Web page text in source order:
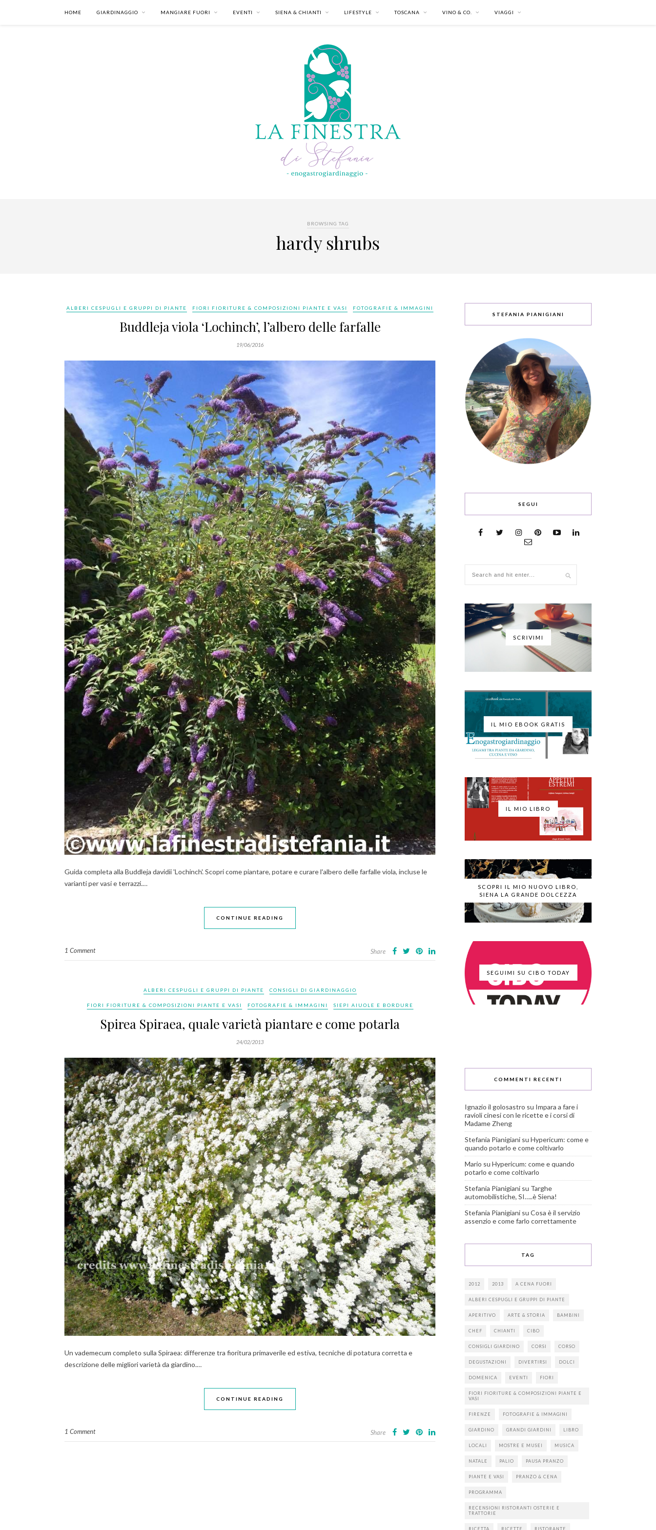
HOME GIARDINAGGIO MANGIARE FUORI EVENTI SIENA & CHIANTI LIFESTYLE TOSCANA VINO & CO. VIAGGI
BROWSING TAG
hardy shrubs
ALBERI CESPUGLI E GRUPPI DI PIANTE FIORI FIORITURE & COMPOSIZIONI PIANTE E VASI FOTOGRAFIE & IMMAGINI
Buddleja viola ‘Lochinch’, l’albero delle farfalle
19/06/2016
Guida completa alla Buddleja davidii 'Lochinch'. Scopri come piantare, potare e curare l'albero delle farfalle viola, incluse le
varianti per vasi e terrazzi.…
CONTINUE READING
1 Comment Share
ALBERI CESPUGLI E GRUPPI DI PIANTE CONSIGLI DI GIARDINAGGIO
FIORI FIORITURE & COMPOSIZIONI PIANTE E VASI FOTOGRAFIE & IMMAGINI SIEPI AIUOLE E BORDURE
Spirea Spiraea, quale varietà piantare e come potarla
24/02/2013
Un vademecum completo sulla Spiraea: differenze tra fioritura primaverile ed estiva, tecniche di potatura corretta e
descrizione delle migliori varietà da giardino.…
CONTINUE READING
1 Comment Share
STEFANIA PIANIGIANI
SEGUI
SCRIVIMI
IL MIO EBOOK GRATIS
IL MIO LIBRO
SCOPRI IL MIO NUOVO LIBRO,
SIENA LA GRANDE DOLCEZZA
SEGUIMI SU CIBO TODAY
COMMENTI RECENTI
Ignazio il golosastro su Impara a fare i
ravioli cinesi con le ricette e i corsi di
Madame Zheng
Stefania Pianigiani su Hypericum: come e
quando potarlo e come coltivarlo
Mario su Hypericum: come e quando
potarlo e come coltivarlo
Stefania Pianigiani su Targhe
automobilistiche, SI…..è Siena!
Stefania Pianigiani su Cosa è il servizio
assenzio e come farlo correttamente
TAG
2012 2013 A CENA FUORI
ALBERI CESPUGLI E GRUPPI DI PIANTE
APERITIVO ARTE & STORIA BAMBINI
CHEF CHIANTI CIBO
CONSIGLI GIARDINO CORSI CORSO
DEGUSTAZIONI DIVERTIRSI DOLCI
DOMENICA EVENTI FIORI
FIORI FIORITURE & COMPOSIZIONI PIANTE E
VASI
FIRENZE FOTOGRAFIE & IMMAGINI
GIARDINO GRANDI GIARDINI LIBRO
LOCALI MOSTRE E MUSEI MUSICA
NATALE PALIO PAUSA PRANZO
PIANTE E VASI PRANZO & CENA
PROGRAMMA
RECENSIONI RISTORANTI OSTERIE E
TRATTORIE
RICETTA RICETTE RISTORANTE